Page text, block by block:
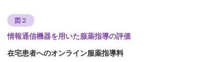
図２
情報通信機器を用いた服薬指導の評価
在宅患者へのオンライン服薬指導料